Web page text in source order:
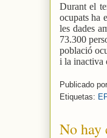
Durant el
ocupats ha
les dades
73.300
població
i la inactiva
Publicado por
Etiquetas:
No hay